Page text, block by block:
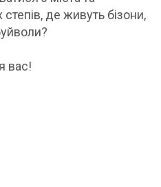
де живуть бізони,
вас!